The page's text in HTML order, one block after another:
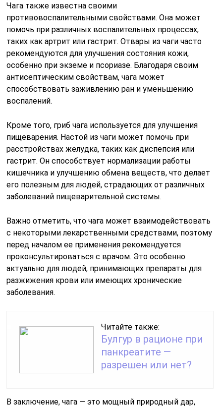
Чага также известна своими
противовоспалительными свойствами. Она может
помочь при различных воспалительных процессах,
таких как артрит или гастрит. Отвары из чаги часто
рекомендуются для улучшения состояния кожи,
особенно при экземе и псориазе. Благодаря своим
антисептическим свойствам, чага может
способствовать заживлению ран и уменьшению
воспалений.
Кроме того, гриб чага используется для улучшения
пищеварения. Настой из чаги может помочь при
расстройствах желудка, таких как диспепсия или
гастрит. Он способствует нормализации работы
кишечника и улучшению обмена веществ, что делает
его полезным для людей, страдающих от различных
заболеваний пищеварительной системы.
Важно отметить, что чага может взаимодействовать
с некоторыми лекарственными средствами, поэтому
перед началом ее применения рекомендуется
проконсультироваться с врачом. Это особенно
актуально для людей, принимающих препараты для
разжижения крови или имеющих хронические
заболевания.
Читайте также:
Булгур в рационе при
панкреатите —
разрешен или нет?
В заключение, чага — это мощный природный дар,